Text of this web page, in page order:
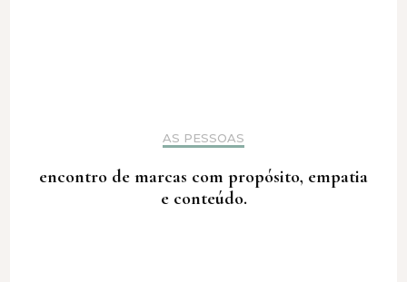
AS PESSOAS
encontro de marcas com propósito, empatia
e conteúdo.